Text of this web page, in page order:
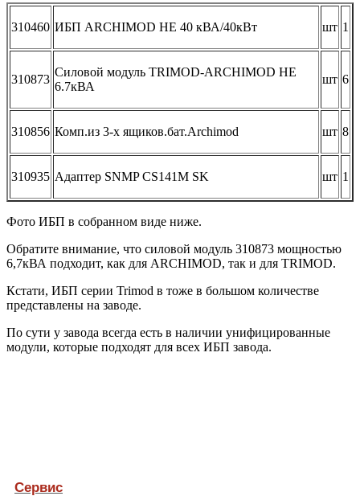
310460 ИБП ARCHIMOD HE 40 кВА/40кВт шт 1
310873
Силовой модуль TRIMOD-ARCHIMOD HE
6.7кВА
шт 6
310856 Комп.из 3-х ящиков.бат.Archimod шт 8
310935 Адаптер SNMP CS141M SK шт 1
Фото ИБП в собранном виде ниже.
Обратите внимание, что силовой модуль 310873 мощностью
6,7кВА подходит, как для ARCHIMOD, так и для TRIMOD.
Кстати, ИБП серии Trimod в тоже в большом количестве
представлены на заводе.
По сути у завода всегда есть в наличии унифицированные
модули, которые подходят для всех ИБП завода.
Сервис